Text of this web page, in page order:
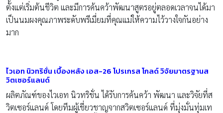
ตั้งแต่เริ่มต้นชีวิต และมีการค้นคว้าพัฒนาสูตรอยู่ตลอดเวลาจนได้มา
เป็นนมผงคุณภาพระดับพรีเมี่ยมที่คุณแม่ให้ความไว้วางใจกันอย่าง
มาก
ไวเอท นิวทริชั่น เบื้องหลัง เอส-26 โปรเกรส โกลด์ วิจัยมาตรฐานส
วิตเซอร์แลนด์
ผลิตภัณฑ์ของไวเอท นิวทริชั่น ได้รับการค้นคว้า พัฒนา และวิจัยที่ส
วิตเซอร์แลนด์ โดยทีมผู้เชี่ยวชาญจากสวิตเซอร์แลนด์ ที่มุ่งมั่นทุ่มเท